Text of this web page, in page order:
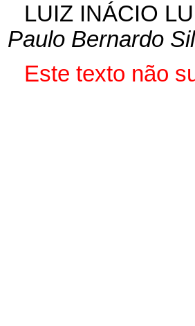
LUIZ INÁCIO
Paulo Bernardo
Este texto não